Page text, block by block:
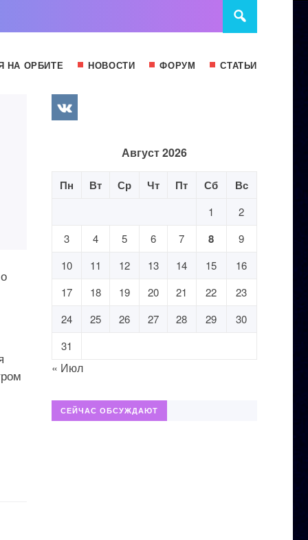
НА ОРБИТЕ НОВОСТИ ФОРУМ СТАТЬИ
Август 2026
Пн Вт Ср Чт Пт Сб Вс
1
2
3
4 5 6 7 8
9
10
11 12 13 14 15
16
17
18 19 20 21 22
23
24
25 26 27 28 29
30
31
« Июл
СЕЙЧАС ОБСУЖДАЮТ